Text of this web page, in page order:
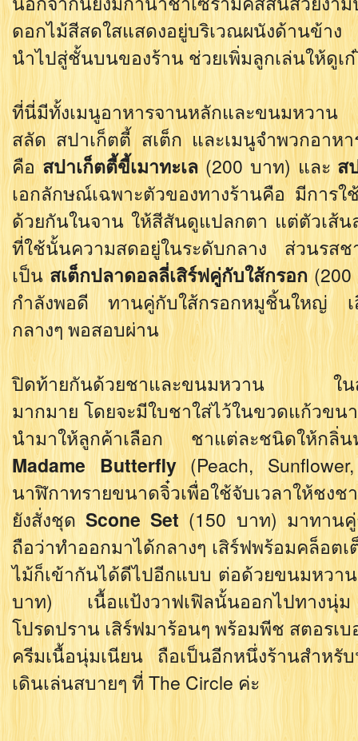
ดอกไม้สีสดใสแสดงอยู่บริเวณผนังด้านข้า
นำไปสู่ชั้นบนของร้าน ช่วยเพิ่มลูกเล่นให้ดูเ
ที่นี่มีทั้งเมนูอาหารจานหลักและขนมหวา
สลัด สปาเก็ตตี้ สเต็ก และเมนูจำพวกอาห
คือสปาเก็ตตี้ขี้เมาทะเล(200 บาท) และส
เอกลักษณ์เฉพาะตัวของทางร้านคือ มีการใ
ด้วยกันในจาน ให้สีสันดูแปลกตา แต่ตัวเส้น
ที่ใช้นั้นความสดอยู่ในระดับกลาง ส่วนรส
เป็นสเต็กปลาดอลลี่เสิร์ฟคู่กับใส้กรอก
กำลังพอดี ทานคู่กับใส้กรอกหมูชิ้นใหญ่
กลางๆ พอสอบผ่าน
ปิดท้ายกันด้วยชาและขนมหวาน ในส่ว
มากมาย โดยจะมีใบชาใส่ไว้ในขวดแก้วข
นำมาให้ลูกค้าเลือก ชาแต่ละชนิดให้กลิ่
Madame Butterfly (Peach,
นาฬิกาทรายขนาดจิ๋วเพื่อใช้จับเวลาให้ชง
ยังสั่งชุดScone Set(150 บาท) มาทาน
ถือว่าทำออกมาได้กลางๆ เสิร์ฟพร้อมคล็อ
ไม้ก็เข้ากันได้ดีไปอีกแบบ ต่อด้วยขนมหวา
บาท) เนื้อแป้งวาฟเฟิลนั้นออกไปทางนุ่
โปรดปราน เสิร์ฟมาร้อนๆ พร้อมพีช สตอรเ
ครีมเนื้อนุ่มเนียน ถือเป็นอีกหนึ่งร้านสำห
เดินเล่นสบายๆ ที่ The Circle ค่ะ